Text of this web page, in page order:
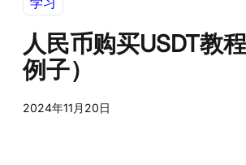
人民币购买USDT教
例子）
2024年11月20日